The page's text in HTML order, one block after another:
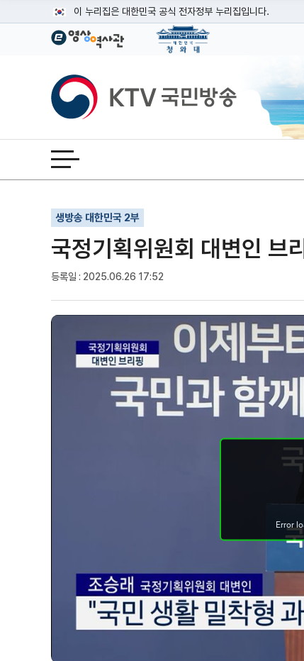
이 누리집은 대한민국 공식 전자정부 누리집입니다.
공식 누리집 주소 확인하기
이밖에 or.kr 또는 .kr등 다른 도메인 주소를 사용하고 있다
운영중인 공식 누리집보기
KTV국민방송
전체메뉴 열기
생방송 대한민국 2부
국정기획위원회 대변인
등록일 : 2025.06.26 17:52
기사인쇄
글자확대
글자축소